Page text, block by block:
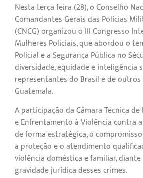
Nesta terça-feira (28), o Conselho
Comandantes-Gerais das Polícias
(CNCG) organizou o III Congresso
Mulheres Policiais, que abordou o
Policial e a Segurança Pública no
diversidade, equidade e inteligência
representantes do Brasil e de outros
Guatemala.
A participação da Câmara Técnica
e Enfrentamento à Violência contra
de forma estratégica, o
a proteção e o atendimento
violência doméstica e familiar,
gravidade jurídica desses crimes.